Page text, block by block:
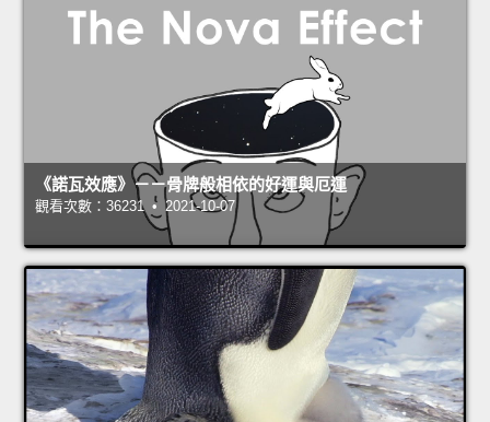
《諾瓦效應》－－骨牌般相依的好運與厄運
觀看次數：36231 • 2021-10-07